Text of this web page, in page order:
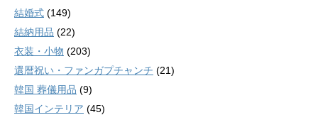
結婚式 (149)
結納用品 (22)
衣装・小物 (203)
還暦祝い・ファンガプチャンチ (21)
韓国 葬儀用品 (9)
韓国インテリア (45)